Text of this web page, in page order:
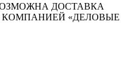
ДОСТАВКА
КОМПАНИЕЙ «ДЕЛОВЫЕ